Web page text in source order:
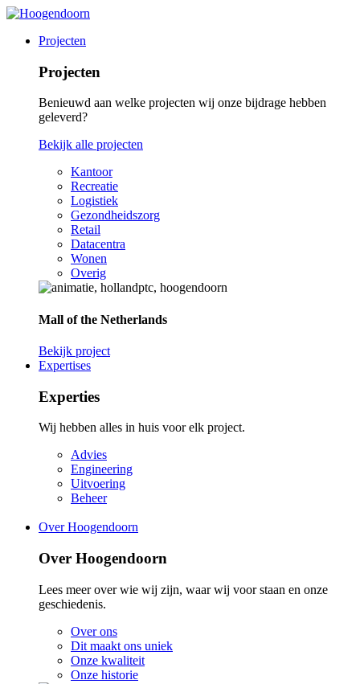
Projecten
Projecten
Benieuwd aan welke projecten wij onze bijdrage hebben
geleverd?
Bekijk alle projecten
Kantoor
Recreatie
Logistiek
Gezondheidszorg
Retail
Datacentra
Wonen
Overig
Mall of the Netherlands
Bekijk project
Expertises
Experties
Wij hebben alles in huis voor elk project.
Advies
Engineering
Uitvoering
Beheer
Over Hoogendoorn
Over Hoogendoorn
Lees meer over wie wij zijn, waar wij voor staan en onze
geschiedenis.
Over ons
Dit maakt ons uniek
Onze kwaliteit
Onze historie